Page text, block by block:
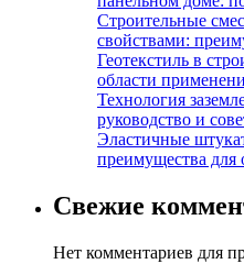
Строительные
свойствами:
Геотекстиль в
области
Технология
руководство и
Эластичные
преимущества для
Свежие
Нет комментариев для